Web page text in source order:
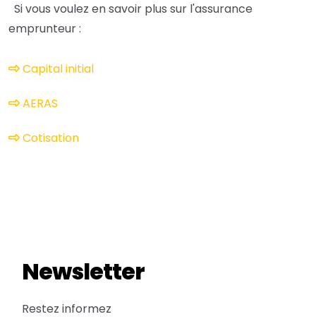
Si vous voulez en savoir plus sur l'assurance
emprunteur :
Capital initial
AERAS
Cotisation
Newsletter
Restez informez